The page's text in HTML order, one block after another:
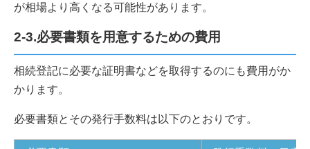
が相場より高くなる可能性があります。
2-3.必要書類を用意するための費用
相続登記に必要な証明書などを取得するのにも費用がか
かります。
必要書類とその発行手数料は以下のとおりです。